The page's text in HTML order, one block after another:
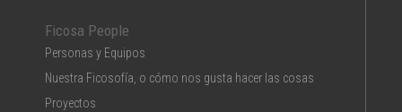
Ficosa People
Personas y Equipos
Nuestra Ficosofía, o cómo nos gusta hacer las cosas
Proyectos